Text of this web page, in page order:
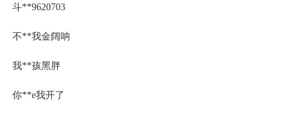
斗**9620703
不**我金阔呐
我**孩黑胖
你**e我开了